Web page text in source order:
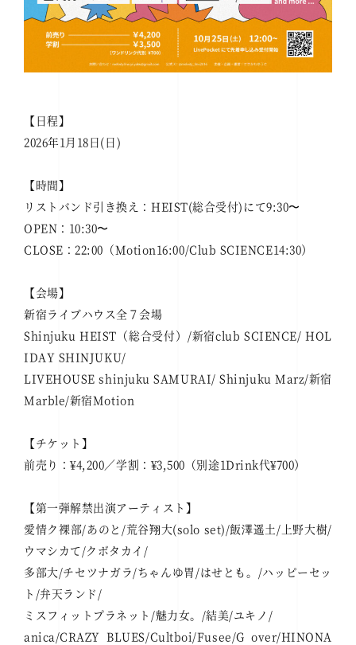
【日程】
2026年1月18日(日)
【時間】
リストバンド引き換え：HEIST(総合受付)にて9:30〜
OPEN：10:30〜
CLOSE：22:00（Motion16:00/Club SCIENCE14:30）
【会場】
新宿ライブハウス全７会場
Shinjuku HEIST（総合受付）/新宿club SCIENCE/ HOL
IDAY SHINJUKU/
LIVEHOUSE shinjuku SAMURAI/ Shinjuku Marz/新宿
Marble/新宿Motion
【チケット】
前売り：¥4,200／学割：¥3,500（別途1Drink代¥700）
【第一弾解禁出演アーティスト】
愛情ク裸部/あのと/荒谷翔大(solo set)/飯澤遥土/上野大樹/
ウマシカて/クボタカイ/
多部大/チセツナガラ/ちゃんゆ胃/はせとも。/ハッピーセッ
ト/弁天ランド/
ミスフィットプラネット/魅力女。/結美/ユキノ/
anica/CRAZY BLUES/Cultboi/Fusee/G over/HINONA